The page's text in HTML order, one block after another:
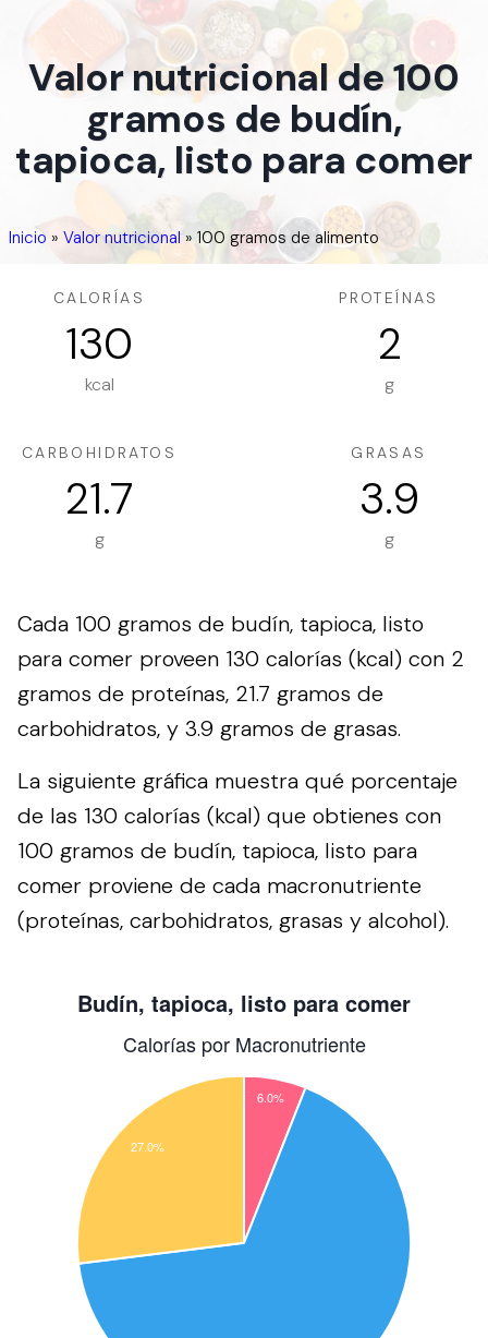
Valor nutricional de 100
gramos de budín,
tapioca, listo para comer
Inicio » Valor nutricional» 100 gramos de alimento
CALORÍAS
130
kcal
PROTEÍNAS
2
g
CARBOHIDRATOS
21.7
g
GRASAS
3.9
g
Cada 100 gramos de budín, tapioca, listo
para comer proveen 130 calorías (kcal) con 2
gramos de proteínas, 21.7 gramos de
carbohidratos, y 3.9 gramos de grasas.
La siguiente gráfica muestra qué porcentaje
de las 130 calorías (kcal) que obtienes con
100 gramos de budín, tapioca, listo para
comer proviene de cada macronutriente
(proteínas, carbohidratos, grasas y alcohol).